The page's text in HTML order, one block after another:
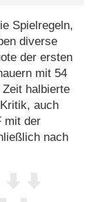
Spielregeln,
diverse
der ersten
mit 54
halbierte
auch
mit der
nach